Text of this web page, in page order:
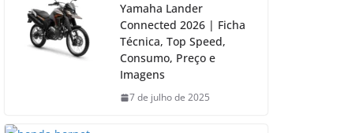
Yamaha Lander
Connected 2026 | Ficha
Técnica, Top Speed,
Consumo, Preço e
Imagens
7 de julho de 2025